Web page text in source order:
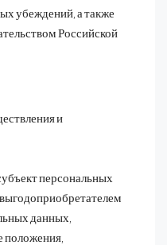
убеждений, а также
Российской
и
персональных
данных,
положения,